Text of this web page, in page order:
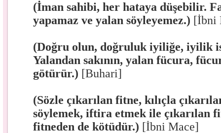
(İman sahibi, her hataya düşebilir.
yapamaz ve yalan söyleyemez.) [İbni
(Doğru olun, doğruluk iyiliğe, iyilik
Yalandan sakının, yalan fücura,
götürür.) [Buhari]
(Sözle çıkarılan fitne, kılıçla
söylemek, iftira etmek ile çıkarılan
fitneden de kötüdür.) [İbni Mace]